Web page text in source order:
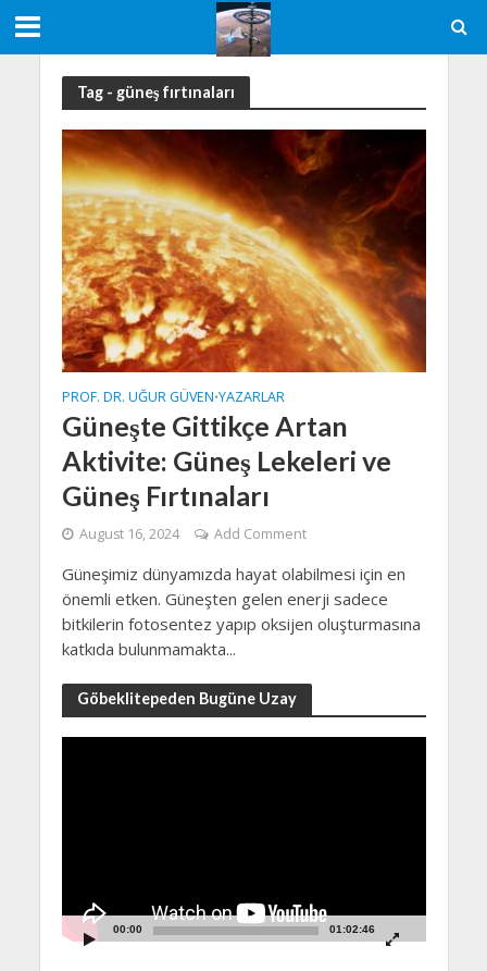
Tag - güneş fırtınaları
PROF. DR. UĞUR GÜVEN•YAZARLAR
Güneşte Gittikçe Artan
Aktivite: Güneş Lekeleri ve
Güneş Fırtınaları
August 16, 2024 Add Comment
Güneşimiz dünyamızda hayat olabilmesi için en
önemli etken. Güneşten gelen enerji sadece
bitkilerin fotosentez yapıp oksijen oluşturmasına
katkıda bulunmamakta...
Göbeklitepeden Bugüne Uzay
00:00 01:02:46